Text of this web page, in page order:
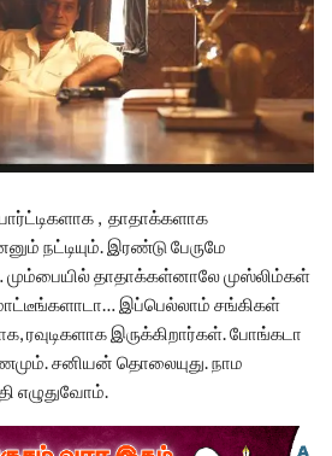
, தாதாக்களாக
நட்டியும். இரண்டு பேருமே
தாதாக்கள்னாலே முஸ்லிம்கள்
இப்பெல்லாம் சங்கிகள்
ரவுடிகளாக இருக்கிறார்கள். போங்கடா
சனியன் தொலையுது. நாம
எழுதுவோம்.